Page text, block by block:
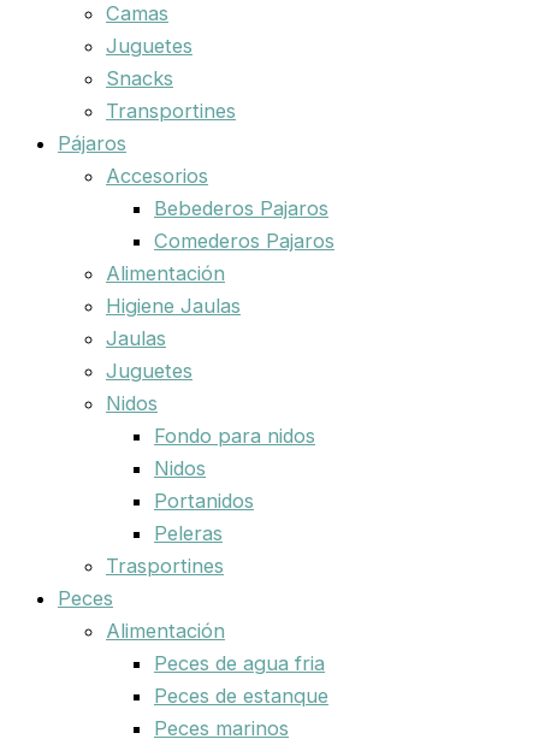
Camas
Juguetes
Snacks
Transportines
Pájaros
Accesorios
Bebederos Pajaros
Comederos Pajaros
Alimentación
Higiene Jaulas
Jaulas
Juguetes
Nidos
Fondo para nidos
Nidos
Portanidos
Peleras
Trasportines
Peces
Alimentación
Peces de agua fria
Peces de estanque
Peces marinos